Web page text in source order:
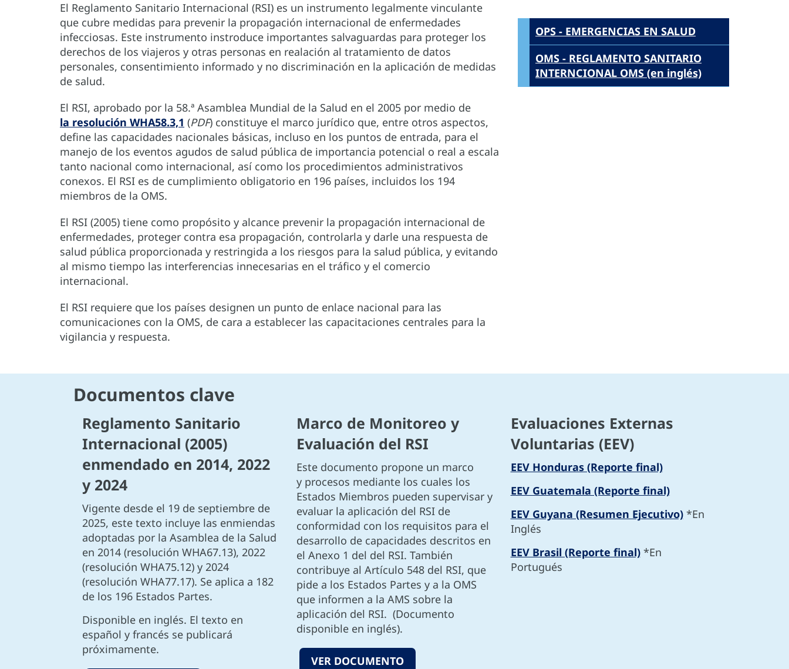
El Reglamento Sanitario Internacional (RSI) es un instrumento legalmente vinculante
que cubre medidas para prevenir la propagación internacional de enfermedades
infecciosas. Este instrumento instroduce importantes salvaguardas para proteger los
derechos de los viajeros y otras personas en realación al tratamiento de datos
personales, consentimiento informado y no discriminación en la aplicación de medidas
de salud.
El RSI, aprobado por la 58.ª Asamblea Mundial de la Salud en el 2005 por medio de
la resolución WHA58.3,1 (PDF) constituye el marco jurídico que, entre otros aspectos,
define las capacidades nacionales básicas, incluso en los puntos de entrada, para el
manejo de los eventos agudos de salud pública de importancia potencial o real a escala
tanto nacional como internacional, así como los procedimientos administrativos
conexos. El RSI es de cumplimiento obligatorio en 196 países, incluidos los 194
miembros de la OMS.
El RSI (2005) tiene como propósito y alcance prevenir la propagación internacional de
enfermedades, proteger contra esa propagación, controlarla y darle una respuesta de
salud pública proporcionada y restringida a los riesgos para la salud pública, y evitando
al mismo tiempo las interferencias innecesarias en el tráfico y el comercio
internacional.
El RSI requiere que los países designen un punto de enlace nacional para las
comunicaciones con la OMS, de cara a establecer las capacitaciones centrales para la
vigilancia y respuesta.
OPS - EMERGENCIAS EN SALUD
OMS - REGLAMENTO SANITARIO
INTERNCIONAL OMS (en inglés)
Documentos clave
Reglamento Sanitario
Internacional (2005)
enmendado en 2014, 2022
y 2024
Vigente desde el 19 de septiembre de
2025, este texto incluye las enmiendas
adoptadas por la Asamblea de la Salud
en 2014 (resolución WHA67.13), 2022
(resolución WHA75.12) y 2024
(resolución WHA77.17). Se aplica a 182
de los 196 Estados Partes.
Disponible en inglés. El texto en
español y francés se publicará
próximamente.
Marco de Monitoreo y
Evaluación del RSI
Este documento propone un marco
y procesos mediante los cuales los
Estados Miembros pueden supervisar y
evaluar la aplicación del RSI de
conformidad con los requisitos para el
desarrollo de capacidades descritos en
el Anexo 1 del del RSI. También
contribuye al Artículo 548 del RSI, que
pide a los Estados Partes y a la OMS
que informen a la AMS sobre la
aplicación del RSI. (Documento
disponible en inglés).
VER DOCUMENTO
Evaluaciones Externas
Voluntarias (EEV)
EEV Honduras (Reporte final)
EEV Guatemala (Reporte final)
EEV Guyana (Resumen Ejecutivo)*En
Inglés
EEV Brasil (Reporte final)*En
Portugués